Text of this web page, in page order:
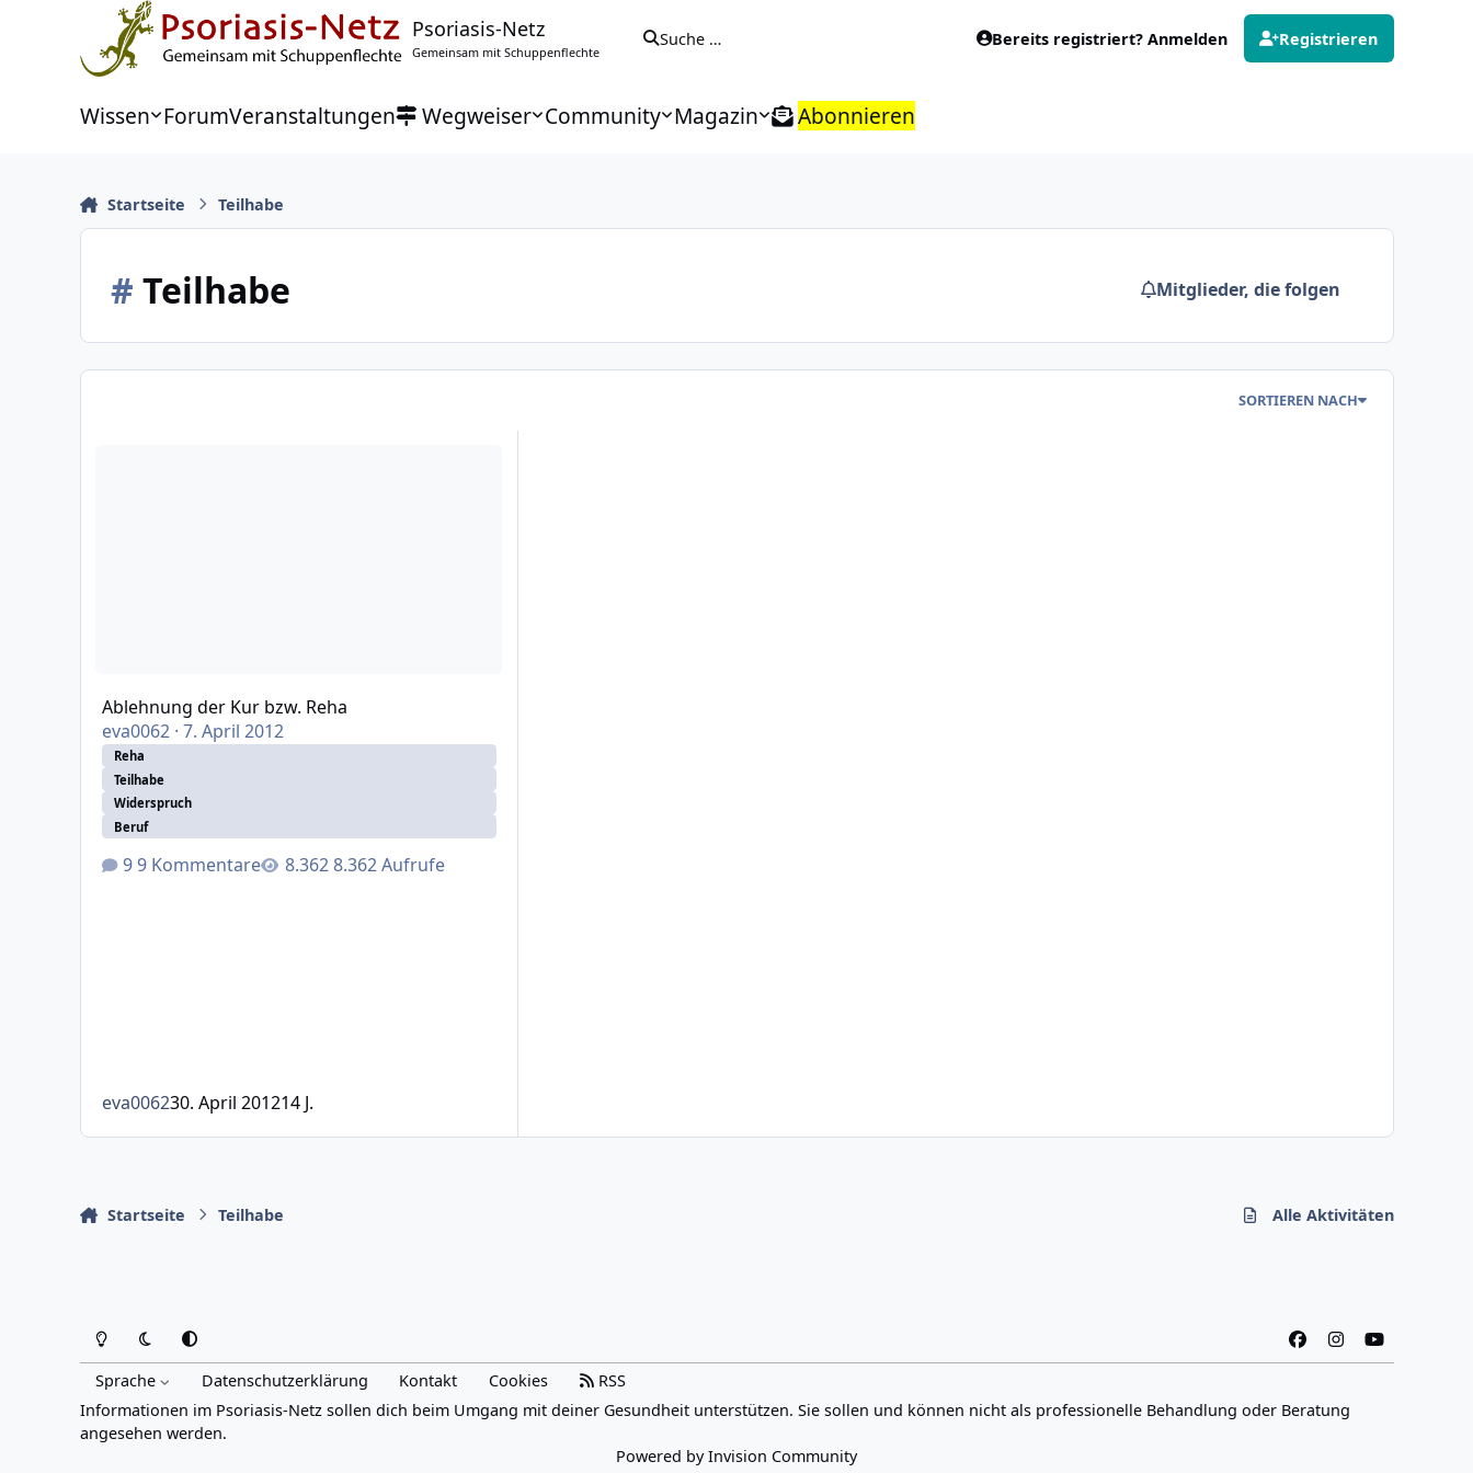
Zu Inhalt springen
Psoriasis-Netz
Gemeinsam mit Schuppenflechte
Suche … Bereits registriert? Anmelden Registrieren
Wissen ForumVeranstaltungen Wegweiser Community Magazin Abonnieren
Startseite Teilhabe
# Teilhabe Mitglieder, die folgen
SORTIEREN NACH
Ablehnung der Kur bzw. Reha
eva0062· 7. April 2012
Reha
Teilhabe
Widerspruch
Beruf
9 Kommentare 8.362 Aufrufe
eva006230. April 201214 J.
Startseite Teilhabe Alle Aktivitäten
Heller ModusDunkler Modus
Systemeinstellung
a
e
n
t
o
Sprache Datenschutzerklärung Kontakt Cookies
RSS
Informationen im Psoriasis-Netz sollen dich beim Umgang mit deiner Gesundheit unterstützen. Sie sollen und können nicht als professionelle Behandlung oder Beratung
angesehen werden.
Powered byInvision Community